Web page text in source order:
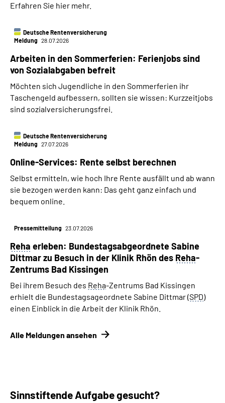
Erfahren Sie hier mehr.
Deutsche Rentenversicherung
Meldung 28.07.2026
Arbeiten in den Sommerferien: Ferienjobs sind
von Sozialabgaben befreit
Möchten sich Jugendliche in den Sommerferien ihr
Taschengeld aufbessern, sollten sie wissen: Kurzzeitjobs
sind sozialversicherungsfrei.
Deutsche Rentenversicherung
Meldung 27.07.2026
Online-Services: Rente selbst berechnen
Selbst ermitteln, wie hoch Ihre Rente ausfällt und ab wann
sie bezogen werden kann: Das geht ganz einfach und
bequem online.
Pressemitteilung 23.07.2026
Reha erleben: Bundestags­­abgeordnete Sabine
Dittmar zu Besuch in der Klinik Rhön des Reha-
Zentrums Bad Kissingen
Bei ihrem Besuch des Reha-Zentrums Bad Kissingen
erhielt die Bundestagsageordnete Sabine Dittmar (SPD)
einen Einblick in die Arbeit der Klinik Rhön.
Alle Meldungen ansehen
Sinnstiftende Aufgabe gesucht?